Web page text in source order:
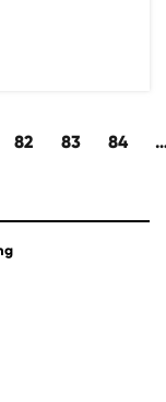
82 83 84